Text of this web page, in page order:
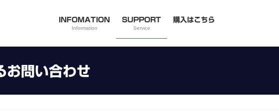
INFOMATION
Information
SUPPORT
Service
購入はこちら
問い合わせ